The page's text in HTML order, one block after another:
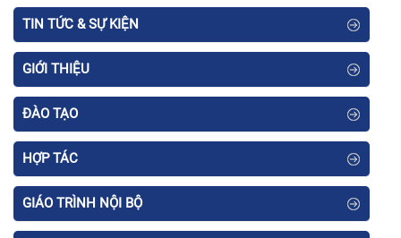
TIN TỨC & SỰ KIỆN
GIỚI THIỆU
ĐÀO TẠO
HỢP TÁC
GIÁO TRÌNH NỘI BỘ